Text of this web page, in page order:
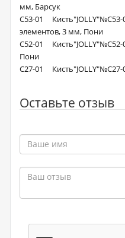
мм, Барсук
С53-01 Кисть"JOLLY"№С53-
элементов, 3 мм, Пони
С52-01 Кисть"JOLLY"№С52-
Пони
С27-01 Кисть"JOLLY"№С27-
Оставьте отзыв